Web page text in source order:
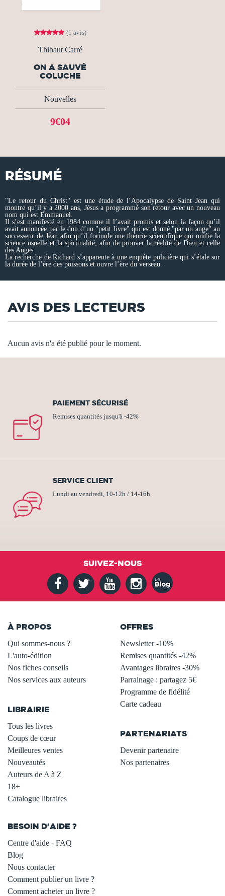
(1 avis)
Thibaut Carré
ON A SAUVÉ
COLUCHE
Nouvelles
9€04
RÉSUMÉ
"Le retour du Christ" est une étude de l’Apocalypse de Saint Jean qui
montre qu’il y a 2000 ans, Jésus a programmé son retour avec un nouveau
nom qui est Emmanuel.
Il s’est manifesté en 1984 comme il l’avait promis et selon la façon qu’il
avait annoncée par le don d’un "petit livre" qui est donné "par un ange" au
successeur de Jean afin qu’il formule une théorie scientifique qui unifie la
science usuelle et la spiritualité, afin de prouver la réalité de Dieu et celle
des Anges.
La recherche de Richard s’apparente à une enquête policière qui s’étale sur
la durée de l’ère des poissons et ouvre l’ère du verseau.
AVIS DES LECTEURS
Aucun avis n'a été publié pour le moment.
PAIEMENT SÉCURISÉ
Remises quantités jusqu'à -42%
SERVICE CLIENT
Lundi au vendredi, 10-12h / 14-16h
SUIVEZ-NOUS
À PROPOS
Qui sommes-nous ?
L'auto-édition
Nos fiches conseils
Nos services aux auteurs
LIBRAIRIE
Tous les livres
Coups de cœur
Meilleures ventes
Nouveautés
Auteurs de A à Z
18+
Catalogue libraires
OFFRES
Newsletter -10%
Remises quantités -42%
Avantages libraires -30%
Parrainage : partagez 5€
Programme de fidélité
Carte cadeau
PARTENARIATS
Devenir partenaire
Nos partenaires
BESOIN D'AIDE ?
Centre d'aide - FAQ
Blog
Nous contacter
Comment publier un livre ?
Comment acheter un livre ?